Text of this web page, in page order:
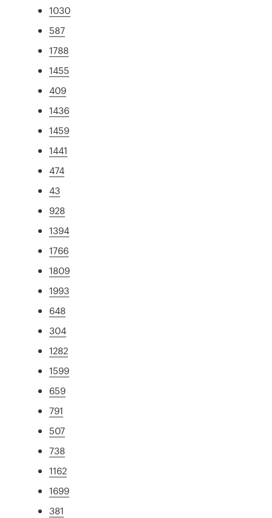
1030
587
1788
1455
409
1436
1459
1441
474
43
928
1394
1766
1809
1993
648
304
1282
1599
659
791
507
738
1162
1699
381